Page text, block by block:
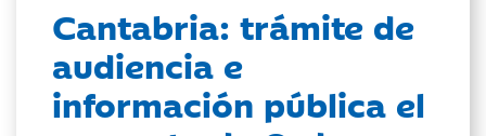
Cantabria: trámite de
audiencia e
información pública el